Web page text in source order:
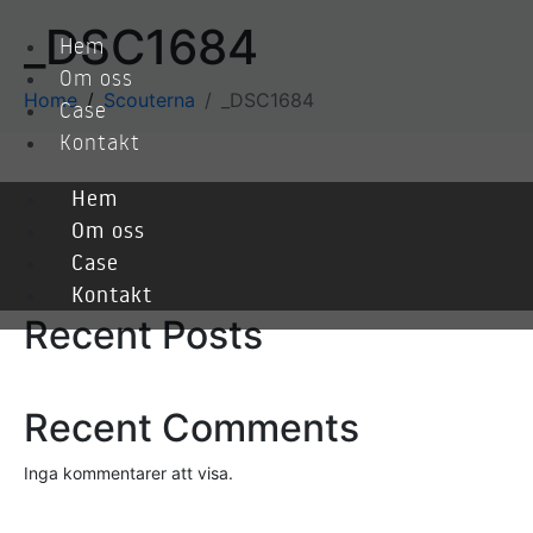
Hem
Om oss
Case
Kontakt
Hem
Om oss
Case
Kontakt
_DSC1684
Home Scouterna _DSC1684
Recent Posts
Recent Comments
Inga kommentarer att visa.